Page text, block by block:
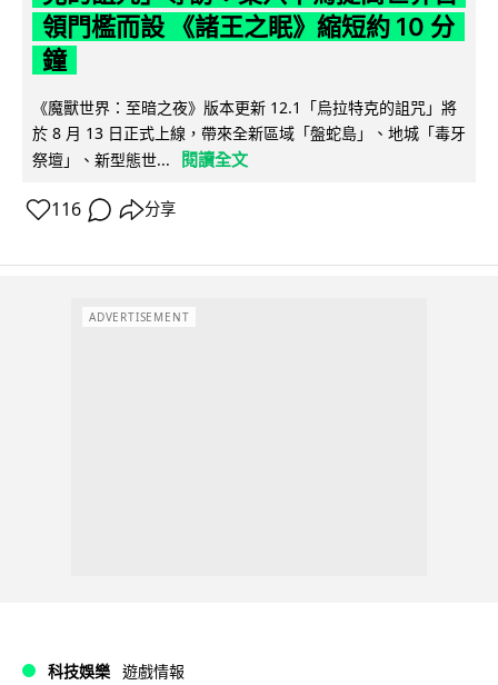
領門檻而設 《諸王之眠》縮短約 10 分
鐘
《魔獸世界：至暗之夜》版本更新 12.1「烏拉特克的詛咒」將
於 8 月 13 日正式上線，帶來全新區域「盤蛇島」、地城「毒牙
祭壇」、新型態世...
閱讀全文
116 分享
ADVERTISEMENT
科技娛樂 遊戲情報